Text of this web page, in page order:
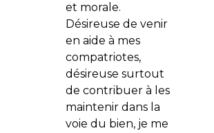
et morale.
Désireuse de venir
en aide à mes
compatriotes,
désireuse surtout
de contribuer à les
maintenir dans la
voie du bien, je me